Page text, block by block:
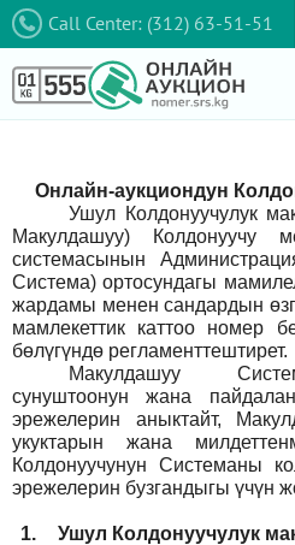
Call Center: (312) 63-51-51
Онлайн-аукциондун
Ушул Колдонуучулук
Макулдашуу) Колдонуучу
системасынын
Система) ортосундагы
жардамы менен сандардын
мамлекеттик каттоо номер
бөлүгүндө регламенттештирет.
Макулдашуу
сунуштоонун жана
эрежелерин аныктайт,
укуктарын жана
Колдонуучунун Системаны
эрежелерин бузгандыгы үчүн
1.
Ушул Колдонуучулук